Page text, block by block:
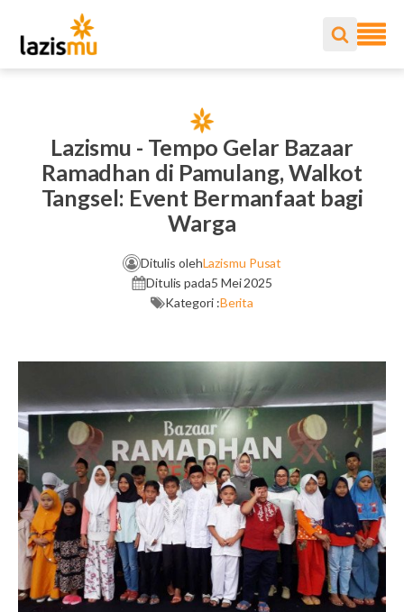
Lazismu - Tempo Gelar Bazaar
Ramadhan di Pamulang, Walkot
Tangsel: Event Bermanfaat bagi
Warga
Ditulis olehLazismu Pusat
Ditulis pada5 Mei 2025
Kategori :Berita